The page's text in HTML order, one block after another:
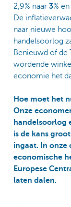
2,9% naar 3%
De
naar nieuwe
handelsoorlog
Benieuwd of de
wordende
economie het
Hoe moet het
Onze
handelsoorlog
is de kans
ingaat. In onze
economische
Europese
laten dalen.